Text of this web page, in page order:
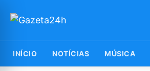
INÍCIO NOTÍCIAS MÚSICA